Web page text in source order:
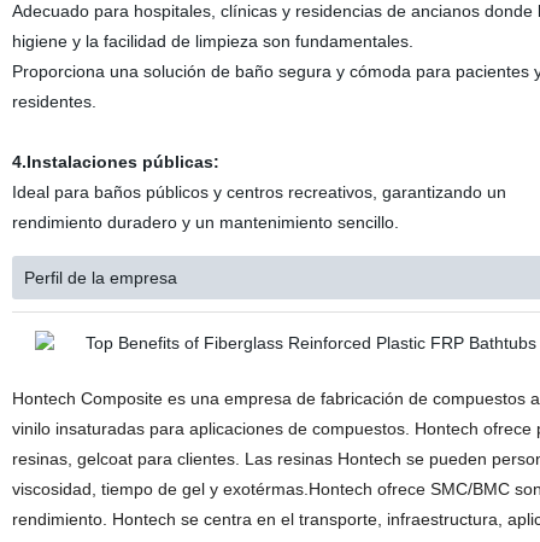
Adecuado para hospitales, clínicas y residencias de ancianos donde
higiene y la facilidad de limpieza son fundamentales.
Proporciona una solución de baño segura y cómoda para pacientes
residentes.
4.Instalaciones públicas:
Ideal para baños públicos y centros recreativos, garantizando un
rendimiento duradero y un mantenimiento sencillo.
Perfil de la empresa
Hontech Composite es una empresa de fabricación de
vinilo insaturadas para aplicaciones de compuestos. Hontech
resinas, gelcoat para clientes. Las resinas Hontech se pueden
viscosidad, tiempo de gel y exotérmas.Hontech ofrece SMC/BMC
rendimiento. Hontech se centra en el transporte, infraestructura,